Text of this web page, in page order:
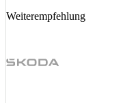
Weiterempfehlung